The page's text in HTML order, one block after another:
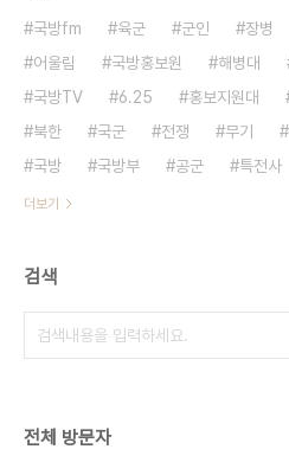
국방fm 육군 군인 장병
어울림
국방홍보원 해병대
국방TV
6.25 홍보지원대
북한
국군 전쟁 무기
국방
국방부 공군 특전사
더보기
검색
전체 방문자